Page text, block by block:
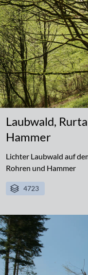
Laubwald,
Hammer
Lichter Laubwald auf
Rohren und Hammer
4723